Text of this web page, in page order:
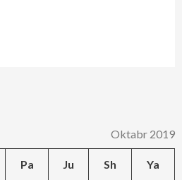
Oktabr 2019
Pa Ju Sh Ya